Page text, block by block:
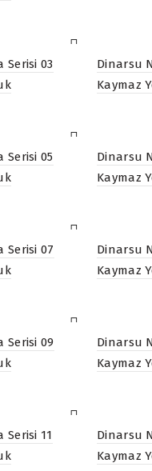
Serisi 03
Dinarsu
Kaymaz
Serisi 05
Dinarsu
Kaymaz
Serisi 07
Dinarsu
Kaymaz
Serisi 09
Dinarsu
Kaymaz
Serisi 11
Dinarsu
Kaymaz